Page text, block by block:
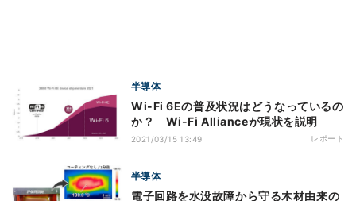
半導体
Wi-Fi 6Eの普及状況はどうなっているの
か？ Wi-Fi Allianceが現状を説明
2021/03/15 13:49 レポート
半導体
電子回路を水没故障から守る木材由来の